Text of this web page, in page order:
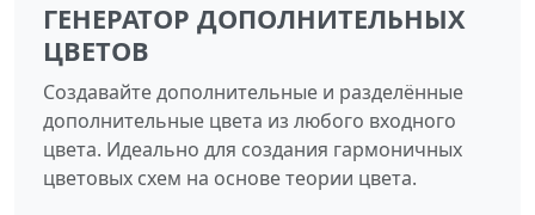
ГЕНЕРАТОР ДОПОЛНИТЕЛЬНЫХ
ЦВЕТОВ
Создавайте дополнительные и разделённые
дополнительные цвета из любого входного
цвета. Идеально для создания гармоничных
цветовых схем на основе теории цвета.